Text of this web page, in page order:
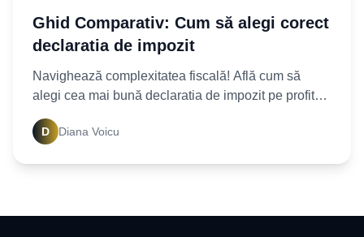
Ghid Comparativ: Cum să alegi corect
declaratia de impozit
Navighează complexitatea fiscală! Află cum să
alegi cea mai bună declaratia de impozit pe profit
iaD Diana Voicu